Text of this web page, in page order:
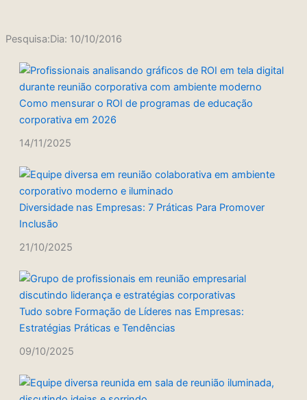
Pesquisa:Dia: 10/10/2016
Como mensurar o ROI de programas de educação
corporativa em 2026
14/11/2025
Diversidade nas Empresas: 7 Práticas Para Promover
Inclusão
21/10/2025
Tudo sobre Formação de Líderes nas Empresas:
Estratégias Práticas e Tendências
09/10/2025
Página
Página
Página
Página
Página